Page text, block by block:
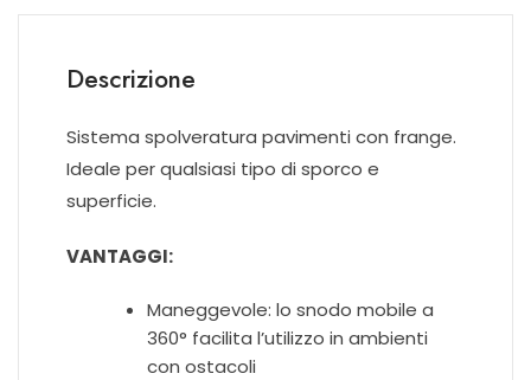
Descrizione
Sistema spolveratura pavimenti con frange.
Ideale per qualsiasi tipo di sporco e
superficie.
VANTAGGI:
Maneggevole: lo snodo mobile a
360° facilita l’utilizzo in ambienti
con ostacoli